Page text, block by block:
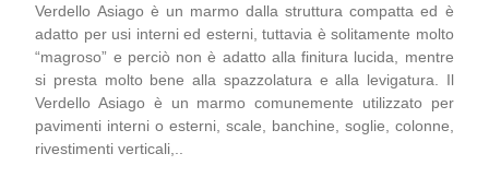
Verdello Asiago è un marmo dalla struttura compatta ed è
adatto per usi interni ed esterni, tuttavia è solitamente molto
“magroso” e perciò non è adatto alla finitura lucida, mentre
si presta molto bene alla spazzolatura e alla levigatura. Il
Verdello Asiago è un marmo comunemente utilizzato per
pavimenti interni o esterni, scale, banchine, soglie, colonne,
rivestimenti verticali,..